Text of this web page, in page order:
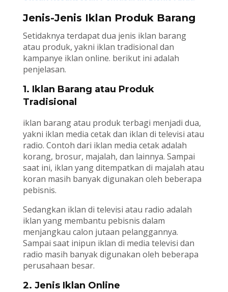
Jenis-Jenis Iklan Produk Barang
Setidaknya terdapat dua jenis iklan barang
atau produk, yakni iklan tradisional dan
kampanye iklan online. berikut ini adalah
penjelasan.
1. Iklan Barang atau Produk
Tradisional
iklan barang atau produk terbagi menjadi dua,
yakni iklan media cetak dan iklan di televisi atau
radio. Contoh dari iklan media cetak adalah
korang, brosur, majalah, dan lainnya. Sampai
saat ini, iklan yang ditempatkan di majalah atau
koran masih banyak digunakan oleh beberapa
pebisnis.
Sedangkan iklan di televisi atau radio adalah
iklan yang membantu pebisnis dalam
menjangkau calon jutaan pelanggannya.
Sampai saat inipun iklan di media televisi dan
radio masih banyak digunakan oleh beberapa
perusahaan besar.
2. Jenis Iklan Online